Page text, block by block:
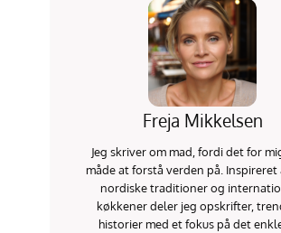
Freja Mikkelsen
Jeg skriver om mad, fordi det for
måde at forstå verden på. Inspireret
nordiske traditioner og
køkkener deler jeg opskrifter,
historier med et fokus på det